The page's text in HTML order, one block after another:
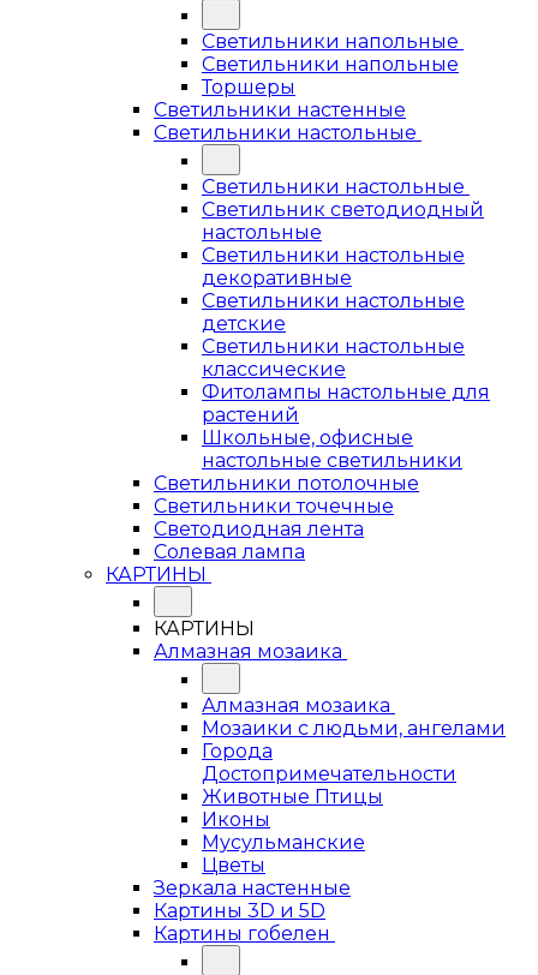
Светильники напольные
Светильники напольные
Торшеры
Светильники настенные
Светильники настольные
Светильники настольные
Светильник светодиодный
настольные
Светильники настольные
декоративные
Светильники настольные
детские
Светильники настольные
классические
Фитолампы настольные для
растений
Школьные, офисные
настольные светильники
Светильники потолочные
Светильники точечные
Светодиодная лента
Солевая лампа
КАРТИНЫ
КАРТИНЫ
Алмазная мозаика
Алмазная мозаика
Мозаики с людьми, ангелами
Города
Достопримечательности
Животные Птицы
Иконы
Мусульманские
Цветы
Зеркала настенные
Картины 3D и 5D
Картины гобелен